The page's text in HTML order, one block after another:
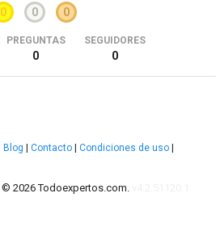
0 0 0
PREGUNTAS
0
SEGUIDORES
0
Blog Contacto Condiciones de uso
© 2026 Todoexpertos.com.